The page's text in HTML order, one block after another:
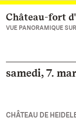
Vers la page
Château-fort
VUE PANORAMIQUE
samedi, 7.
CHÂTEAU DE